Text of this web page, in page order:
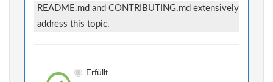
README.md and CONTRIBUTING.md extensively
address this topic.
Erfüllt